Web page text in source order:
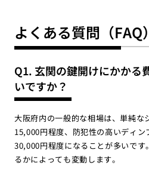
よくある質問（FAQ）
Q1. 玄関の鍵開けにかかる
いですか？
大阪府内の一般的な相場は、単純な
15,000円程度、防犯性の高いディ
30,000円程度になることが多いで
るかによっても変動します。